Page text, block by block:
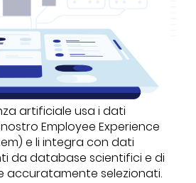
artificiale usa i dati
Employee Experience
e li integra con dati
da database scientifici e di
accuratamente selezionati.